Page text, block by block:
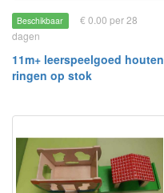
Beschikbaar
€ 0.00 per 28
dagen
11m+ leerspeelgoed houten
ringen op stok